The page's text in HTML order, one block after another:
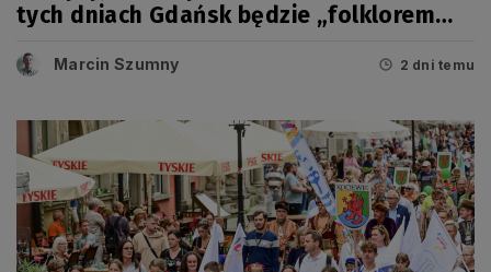
tych dniach Gdańsk będzie „folklorem
Marcin Szumny 2 dni temu